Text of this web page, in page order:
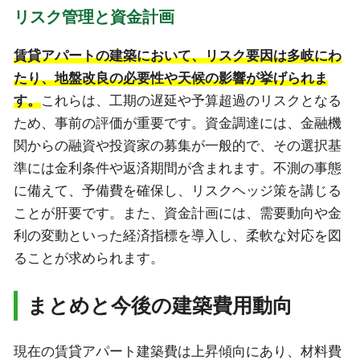
リスク管理と資金計画
賃貸アパートの建築において、リスク要因は多岐にわ
たり、地盤改良の必要性や天候の影響が挙げられま
す。これらは、工期の遅延や予算超過のリスクとなる
ため、事前の評価が重要です。資金調達には、金融機
関からの融資や投資家の募集が一般的で、その選択基
準には金利条件や返済期間が含まれます。不測の事態
に備えて、予備費を確保し、リスクヘッジ策を講じる
ことが肝要です。また、資金計画には、需要動向や金
利の変動といった経済指標を導入し、柔軟な対応を図
ることが求められます。
まとめと今後の建築費用動向
現在の賃貸アパート建築費は上昇傾向にあり、材料費